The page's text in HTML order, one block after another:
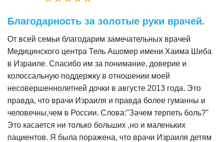
Благодарность за золотые руки врачей.
От всей семьи благодарим замечательных врачей
Медицинского центра Тель Ашомер имени Хаима Шиба
в Израиле. Спасибо им за понимание, доверие и
колоссальную поддержку в отношении моей
несовершеннолетней дочки в августе 2013 года. Это
правда, что врачи Израиля и правда более гуманны и
человечны,чем в России. Слова:"Зачем терпеть боль?"
Это касается ни только больших ,но и маленьких
пациентов. Я была поражена, что врачи Израиля детям